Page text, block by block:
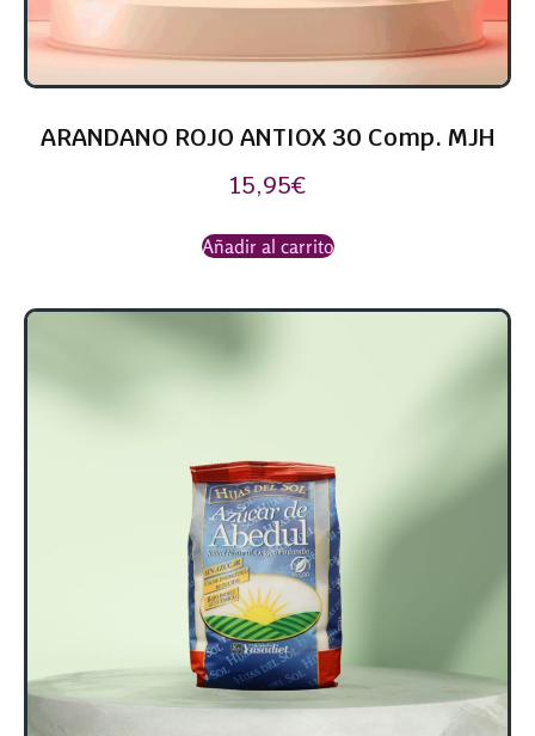
ARANDANO ROJO ANTIOX 30 Comp. MJH
15,95€
Añadir al carrito